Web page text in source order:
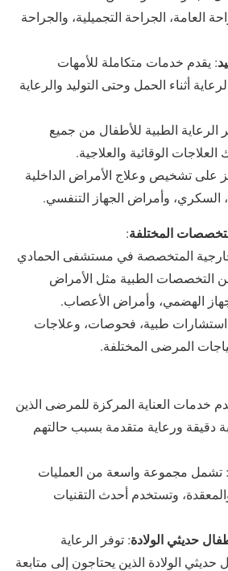
العامة، الجراحة التجميلية، والجراحة
: يقدم خدمات متكاملة للأمهات
أثناء الحمل وحتى التوليد والرعاية
الرعاية الطبية للأطفال من جميع
العلاجات الوقائية والعلاجية.
على تشخيص وعلاج الأمراض الداخلية
السكري، وأمراض الجهاز التنفسي.
المختلفة:
المتخصصة في مستشفى الحمادي
التخصصات الطبية مثل الأمراض
الهضمي، وأمراض الأعصاب.
استشارات طبية، فحوصات، وعلاجات
المرضى المختلفة.
خدمات العناية المركزة للمرضى الذين
دقيقة ورعاية متقدمة بسبب حالتهم
: تشمل مجموعة واسعة من العمليات
وتستخدم أحدث التقنيات
حديثي الولادة: توفر الرعاية
الولادة الذين يحتاجون إلى متابعة